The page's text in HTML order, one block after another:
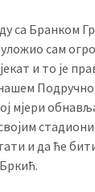
са Бранком
сам
и то је
мјери
и да ће